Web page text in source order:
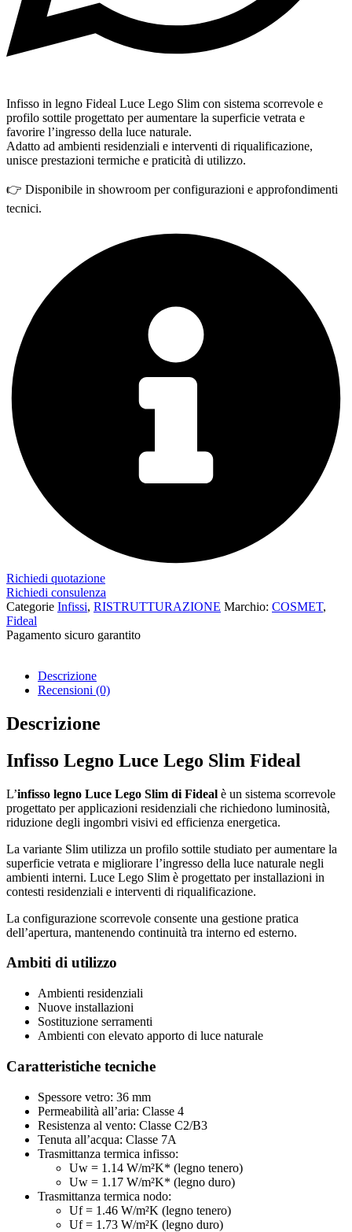
Infisso in legno Fideal Luce Lego Slim con sistema scorrevole e
profilo sottile progettato per aumentare la superficie vetrata e
favorire l’ingresso della luce naturale.
Adatto ad ambienti residenziali e interventi di riqualificazione,
unisce prestazioni termiche e praticità di utilizzo.
👉 Disponibile in showroom per configurazioni e approfondimenti
tecnici.
Richiedi quotazione
Richiedi consulenza
Categorie Infissi, RISTRUTTURAZIONE Marchio: COSMET,
Fideal
Pagamento sicuro garantito​
Descrizione
Recensioni (0)
Descrizione
Infisso Legno Luce Lego Slim Fideal
L’infisso legno Luce Lego Slim di Fideal è un sistema scorrevole
progettato per applicazioni residenziali che richiedono luminosità,
riduzione degli ingombri visivi ed efficienza energetica.
La variante Slim utilizza un profilo sottile studiato per aumentare la
superficie vetrata e migliorare l’ingresso della luce naturale negli
ambienti interni. Luce Lego Slim è progettato per installazioni in
contesti residenziali e interventi di riqualificazione.
La configurazione scorrevole consente una gestione pratica
dell’apertura, mantenendo continuità tra interno ed esterno.
Ambiti di utilizzo
Ambienti residenziali
Nuove installazioni
Sostituzione serramenti
Ambienti con elevato apporto di luce naturale
Caratteristiche tecniche
Spessore vetro: 36 mm
Permeabilità all’aria: Classe 4
Resistenza al vento: Classe C2/B3
Tenuta all’acqua: Classe 7A
Trasmittanza termica infisso:
Uw = 1.14 W/m²K* (legno tenero)
Uw = 1.17 W/m²K* (legno duro)
Trasmittanza termica nodo:
Uf = 1.46 W/m²K (legno tenero)
Uf = 1.73 W/m²K (legno duro)